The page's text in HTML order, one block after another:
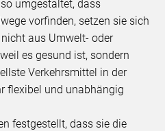
umgestaltet, dass
vorfinden, setzen sie sich
aus Umwelt- oder
es gesund ist, sondern
Verkehrsmittel in der
flexibel und unabhängig
festgestellt, dass sie die